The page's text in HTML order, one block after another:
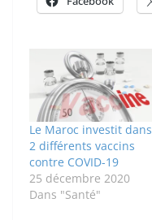
Le Maroc investit dans
2 différents vaccins
contre COVID-19
25 décembre 2020
Dans "Santé"